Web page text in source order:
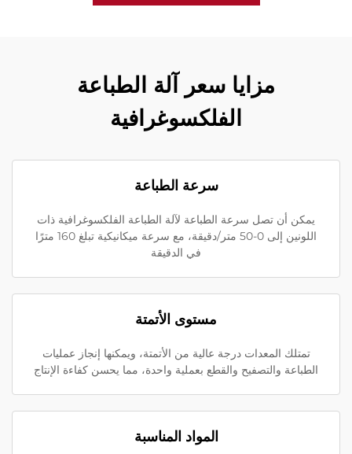
مزايا سعر آلة الطباعة
الفلكسوغرافية
سرعة الطباعة
يمكن أن تصل سرعة الطباعة لآلة الطباعة الفلكسوغرافية ذات
اللونين إلى 0-50 متر/دقيقة، مع سرعة ميكانيكية تبلغ 160 مترًا
في الدقيقة
مستوى الأتمتة
تمتلك المعدات درجة عالية من الأتمتة، ويمكنها إنجاز عمليات
الطباعة والتصفيح والقطع بعملية واحدة، مما يحسن كفاءة الإنتاج
المواد المناسبة